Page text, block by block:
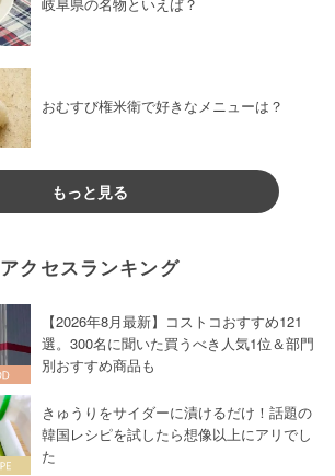
岐阜県の名物といえば？
おむすび権米衛で好きなメニューは？
もっと見る
アクセスランキング
【2026年8月最新】コストコおすすめ121
選。300名に聞いた買うべき人気1位＆部門
別おすすめ商品も
きゅうりをサイダーに漬けるだけ！話題の
韓国レシピを試したら想像以上にアリでし
た